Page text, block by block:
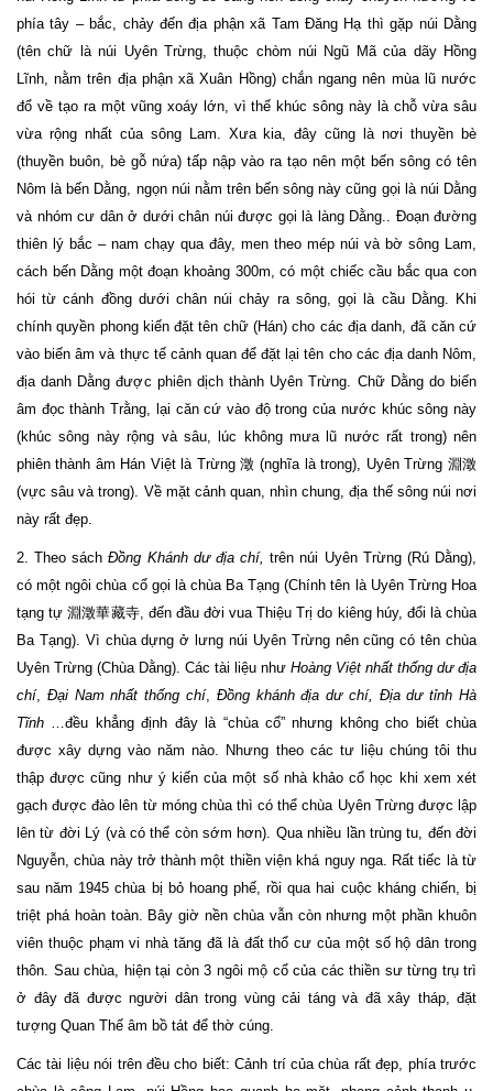
phía tây – bắc, chảy đến địa phận xã Tam Đăng Hạ thì gặp núi Dằng
(tên chữ là núi Uyên Trừng, thuộc chòm núi Ngũ Mã của dãy Hồng
Lĩnh, nằm trên địa phận xã Xuân Hồng) chắn ngang nên mùa lũ nước
đổ về tạo ra một vũng xoáy lớn, vì thế khúc sông này là chỗ vừa sâu
vừa rộng nhất của sông Lam. Xưa kia, đây cũng là nơi thuyền bè
(thuyền buôn, bè gỗ nứa) tấp nập vào ra tạo nên một bến sông có tên
Nôm là bến Dằng, ngọn núi nằm trên bến sông này cũng gọi là núi Dằng
và nhóm cư dân ở dưới chân núi được gọi là làng Dằng.. Đoạn đường
thiên lý bắc – nam chạy qua đây, men theo mép núi và bờ sông Lam,
cách bến Dằng một đoạn khoảng 300m, có một chiếc cầu bắc qua con
hói từ cánh đồng dưới chân núi chảy ra sông, gọi là cầu Dằng. Khi
chính quyền phong kiến đặt tên chữ (Hán) cho các địa danh, đã căn cứ
vào biến âm và thực tế cảnh quan để đặt lại tên cho các địa danh Nôm,
địa danh Dằng được phiên dịch thành Uyên Trừng. Chữ Dằng do biến
âm đọc thành Trằng, lại căn cứ vào độ trong của nước khúc sông này
(khúc sông này rộng và sâu, lúc không mưa lũ nước rất trong) nên
phiên thành âm Hán Việt là Trừng 澂 (nghĩa là trong), Uyên Trừng 淵澂
(vực sâu và trong). Về mặt cảnh quan, nhìn chung, địa thế sông núi nơi
này rất đẹp.
2. Theo sáchĐồng Khánh dư địa chí,trên núi Uyên Trừng (Rú Dằng),
có một ngôi chùa cổ gọi là chùa Ba Tạng (Chính tên là Uyên Trừng Hoa
tạng tự 淵澂華藏寺, đến đầu đời vua Thiệu Trị do kiêng húy, đổi là chùa
Ba Tạng). Vì chùa dựng ở lưng núi Uyên Trừng nên cũng có tên chùa
Uyên Trừng (Chùa Dằng). Các tài liệu như Hoàng Việt nhất thống dư địa
chí, Đại Nam nhất thống chí, Đồng khánh địa dư chí, Địa dư tỉnh Hà
Tĩnh
…đều khẳng định đây là “chùa cổ” nhưng không cho biết chùa
được xây dựng vào năm nào. Nhưng theo các tư liệu chúng tôi thu
thập được cũng như ý kiến của một số nhà khảo cổ học khi xem xét
gạch được đào lên từ móng chùa thì có thể chùa Uyên Trừng được lập
lên từ đời Lý (và có thể còn sớm hơn). Qua nhiều lần trùng tu, đến đời
Nguyễn, chùa này trở thành một thiền viện khá nguy nga. Rất tiếc là từ
sau năm 1945 chùa bị bỏ hoang phế, rồi qua hai cuộc kháng chiến, bị
triệt phá hoàn toàn. Bây giờ nền chùa vẫn còn nhưng một phần khuôn
viên thuộc phạm vi nhà tăng đã là đất thổ cư của một số hộ dân trong
thôn. Sau chùa, hiện tại còn 3 ngôi mộ cổ của các thiền sư từng trụ trì
ở đây đã được người dân trong vùng cải táng và đã xây tháp, đặt
tượng Quan Thế âm bồ tát để thờ cúng.
Các tài liệu nói trên đều cho biết: Cảnh trí của chùa rất đẹp, phía trước